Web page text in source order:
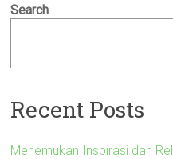
Search
Recent Posts
Menemukan Inspirasi dan